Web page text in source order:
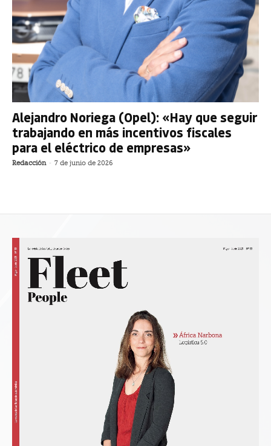
Alejandro Noriega (Opel): «Hay que seguir
trabajando en más incentivos fiscales
para el eléctrico de empresas»
Redacción - 7 de junio de 2026